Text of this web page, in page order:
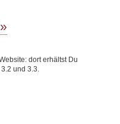
dort erhältst Du
und 3.3.